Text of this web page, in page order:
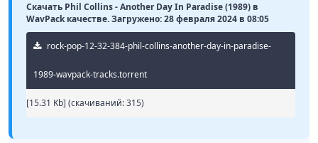
Скачать Phil Collins - Another Day In Paradise (1989) в
WavPack качестве. Загружено: 28 февраля 2024 в 08:05
rock-pop-12-32-384-phil-collins-another-day-in-paradise-
1989-wavpack-tracks.torrent
[15.31 Kb] (cкачиваний: 315)